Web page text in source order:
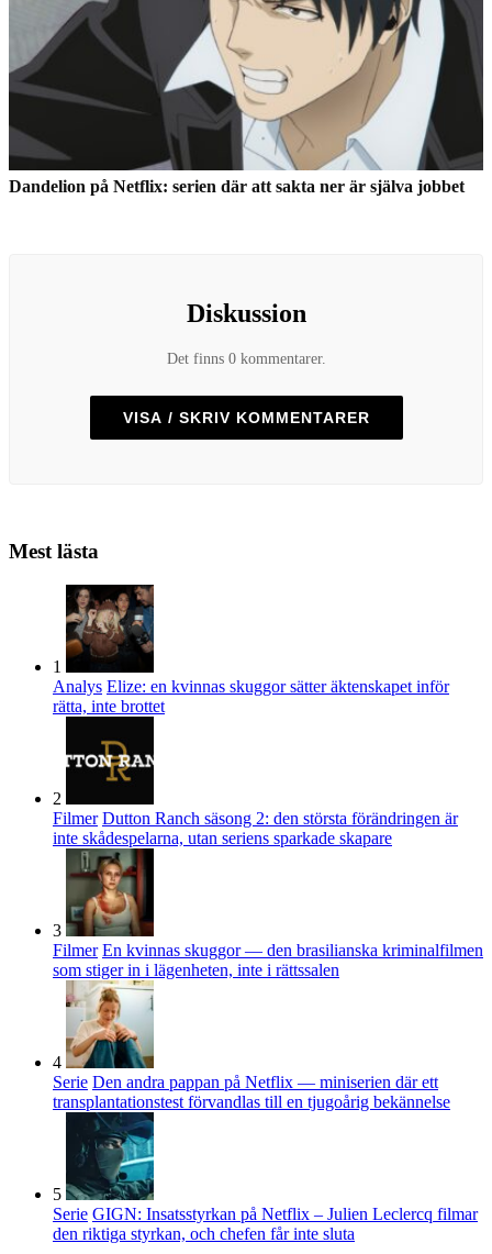
Dandelion på Netflix: serien där att sakta ner är själva jobbet
Diskussion
Det finns 0 kommentarer.
VISA / SKRIV KOMMENTARER
Mest lästa
1
Analys Elize: en kvinnas skuggor sätter äktenskapet inför
rätta, inte brottet
2
Filmer Dutton Ranch säsong 2: den största förändringen är
inte skådespelarna, utan seriens sparkade skapare
3
Filmer En kvinnas skuggor — den brasilianska kriminalfilmen
som stiger in i lägenheten, inte i rättssalen
4
Serie Den andra pappan på Netflix — miniserien där ett
transplantationstest förvandlas till en tjugoårig bekännelse
5
Serie GIGN: Insatsstyrkan på Netflix – Julien Leclercq filmar
den riktiga styrkan, och chefen får inte sluta